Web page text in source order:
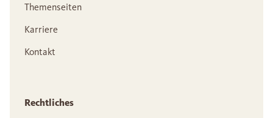
Themenseiten
Karriere
Kontakt
Rechtliches